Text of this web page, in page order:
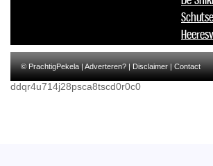
© PrachtigPekela |Adverteren?|Disclaimer|Contact
ddqr4u714j28psca8tscd0r0c0